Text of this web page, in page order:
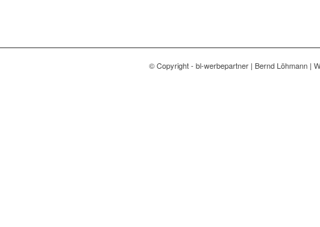
© Copyright - bl-werbepartner | Bernd Löhmann |